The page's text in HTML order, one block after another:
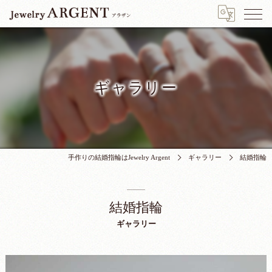
ギャラリー
手作りの結婚指輪はJewelry Argent ギャラリー 結婚指輪
ギャラリー
結婚指輪